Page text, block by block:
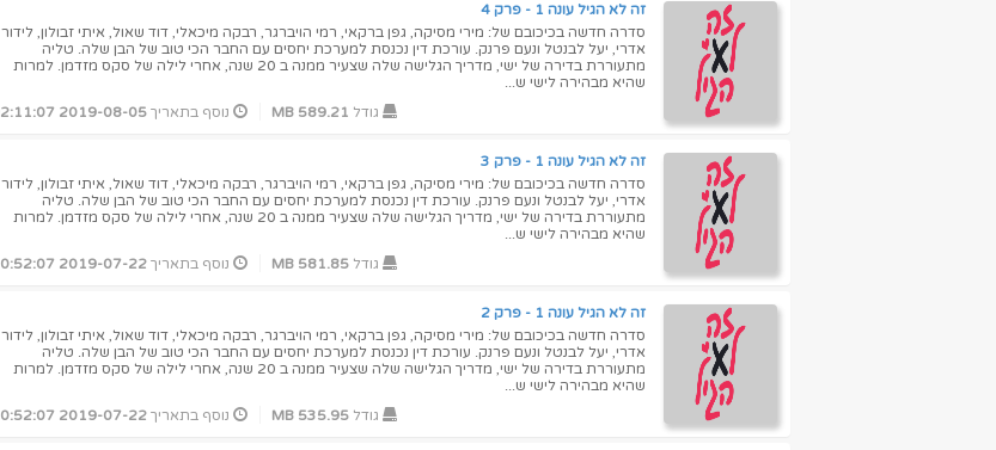
זה לא הגיל עונה 1 - פרק 4
סדרה חדשה בכיכובם של: מירי מסיקה, גפן ברקאי, רמי הויברגר, רבקה מיכאלי, דוד שאול, איתי זבולון, לידור
אדרי, יעל לבנטל ונעם פרנק. עורכת דין נכנסת למערכת יחסים עם החבר הכי טוב של הבן שלה. טליה
מתעוררת בדירה של ישי, מדריך הגלישה שלה שצעיר ממנה ב 20 שנה, אחרי לילה של סקס מזדמן. למרות
שהיא מבהירה לישי ש...
גודל 589.21 MB נוסף בתאריך 2019-08-05 02:11:07
זה לא הגיל עונה 1 - פרק 3
סדרה חדשה בכיכובם של: מירי מסיקה, גפן ברקאי, רמי הויברגר, רבקה מיכאלי, דוד שאול, איתי זבולון, לידור
אדרי, יעל לבנטל ונעם פרנק. עורכת דין נכנסת למערכת יחסים עם החבר הכי טוב של הבן שלה. טליה
מתעוררת בדירה של ישי, מדריך הגלישה שלה שצעיר ממנה ב 20 שנה, אחרי לילה של סקס מזדמן. למרות
שהיא מבהירה לישי ש...
גודל 581.85 MB נוסף בתאריך 2019-07-22 10:52:07
זה לא הגיל עונה 1 - פרק 2
סדרה חדשה בכיכובם של: מירי מסיקה, גפן ברקאי, רמי הויברגר, רבקה מיכאלי, דוד שאול, איתי זבולון, לידור
אדרי, יעל לבנטל ונעם פרנק. עורכת דין נכנסת למערכת יחסים עם החבר הכי טוב של הבן שלה. טליה
מתעוררת בדירה של ישי, מדריך הגלישה שלה שצעיר ממנה ב 20 שנה, אחרי לילה של סקס מזדמן. למרות
שהיא מבהירה לישי ש...
גודל 535.95 MB נוסף בתאריך 2019-07-22 10:52:07